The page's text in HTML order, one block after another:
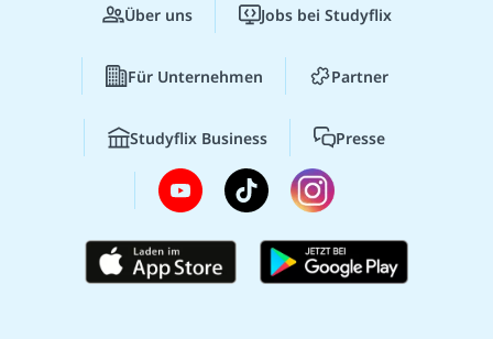
Über uns Jobs bei Studyflix
Für Unternehmen Partner
Studyflix Business Presse